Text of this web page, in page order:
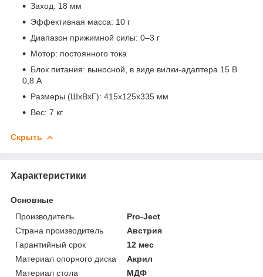
Заход: 18 мм
Эффективная масса: 10 г
Диапазон прижимной силы: 0–3 г
Мотор: постоянного тока
Блок питания: выносной, в виде вилки-адаптера 15 В
0,8 А
Размеры (ШхВхГ): 415x125x335 мм
Вес: 7 кг
Скрыть
Характеристики
Основные
Производитель
Pro-Ject
Страна производитель
Австрия
Гарантийный срок
12 мес
Материал опорного диска
Акрил
Материал стола
МДФ